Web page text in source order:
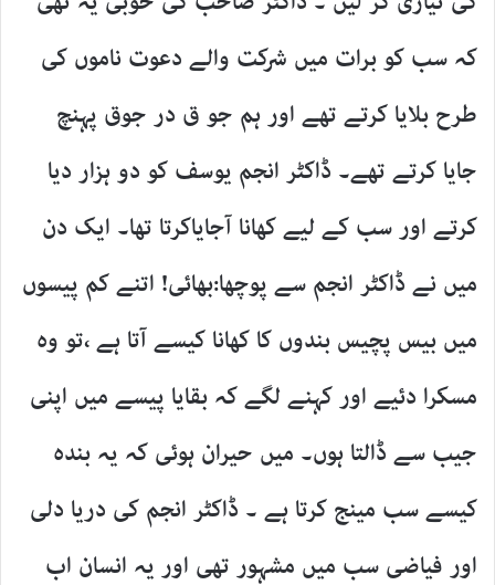
کہ سب کو برات میں شرکت والے دعوت ناموں کی
طرح بلایا کرتے تھے اور ہم جو ق در جوق پہنچ
جایا کرتے تھے۔ ڈاکٹر انجم یوسف کو دو ہزار دیا
کرتے اور سب کے لیے کھانا آجایاکرتا تھا۔ ایک دن
میں نے ڈاکٹر انجم سے پوچھا:بھائی! اتنے کم پیسوں
میں بیس پچیس بندوں کا کھانا کیسے آتا ہے ،تو وہ
مسکرا دئیے اور کہنے لگے کہ بقایا پیسے میں اپنی
جیب سے ڈالتا ہوں۔ میں حیران ہوئی کہ یہ بندہ
کیسے سب مینج کرتا ہے ۔ ڈاکٹر انجم کی دریا دلی
اور فیاضی سب میں مشہور تھی اور یہ انسان اب